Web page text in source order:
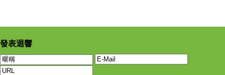
發表迴響